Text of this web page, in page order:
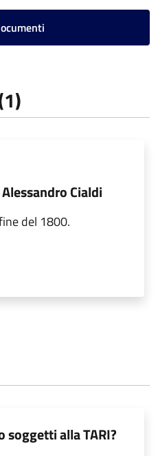
Cialdi
del 1800.
soggetti alla TARI?